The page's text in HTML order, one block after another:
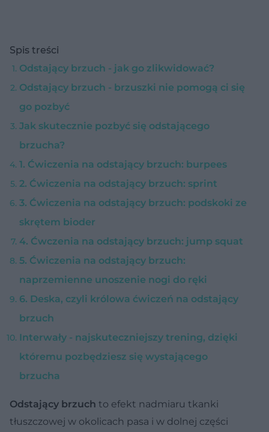
Spis treści
Odstający brzuch - jak go zlikwidować?
Odstający brzuch - brzuszki nie pomogą ci się
go pozbyć
Jak skutecznie pozbyć się odstającego
brzucha?
1. Ćwiczenia na odstający brzuch: burpees
2. Ćwiczenia na odstający brzuch: sprint
3. Ćwiczenia na odstający brzuch: podskoki ze
skrętem bioder
4. Ćwczenia na odstający brzuch: jump squat
5. Ćwiczenia na odstający brzuch:
naprzemienne unoszenie nogi do ręki
6. Deska, czyli królowa ćwiczeń na odstający
brzuch
Interwały - najskuteczniejszy trening, dzięki
któremu pozbędziesz się wystającego
brzucha
Odstający brzuch to efekt nadmiaru tkanki
tłuszczowej w okolicach pasa i w dolnej części